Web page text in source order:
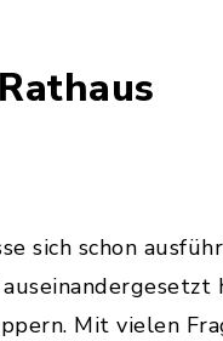
sich schon
Mit vielen